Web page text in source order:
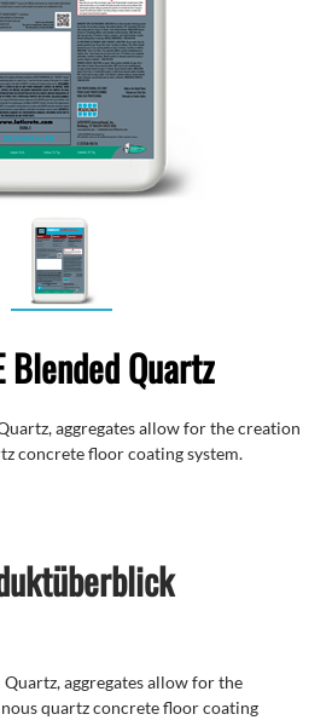
Blended Quartz
aggregates allow for the creation
concrete floor coating system.
Quartz, aggregates allow for the
quartz concrete floor coating